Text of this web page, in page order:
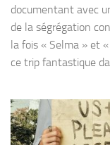
documentant avec
de la ségrégation
la fois « Selma » et
ce trip fantastique